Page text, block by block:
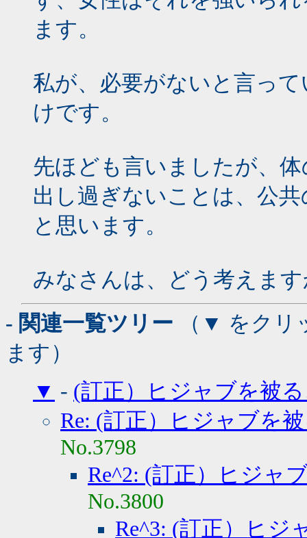
ます。
私が、必要がないと言っ
けです。
先ほども言いましたが、
出し過ぎないことは、公
と思います。
みなさんは、どう考えま
- 関連一覧ツリー （▼ をクリ
ます）
▼ - (訂正）ヒジャブを被
Re: (訂正）ヒジャブを
No.3798
Re^2: (訂正）ヒジャ
No.3800
Re^3: (訂正）ヒジ